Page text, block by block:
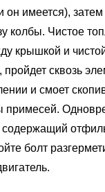
он имеется), затем
колбы. Чистое
крышкой и
сквозь
и смоет
примесей.
содержащий
болт